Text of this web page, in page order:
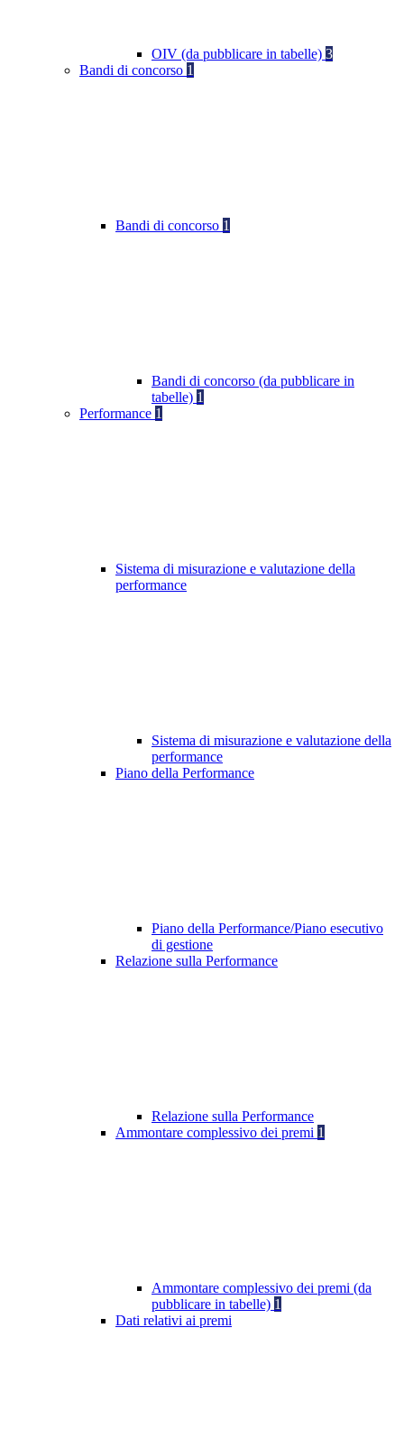
OIV (da pubblicare in tabelle) 3
Bandi di concorso 1
Bandi di concorso 1
Bandi di concorso (da pubblicare in
tabelle) 1
Performance 1
Sistema di misurazione e valutazione della
performance
Sistema di misurazione e valutazione della
performance
Piano della Performance
Piano della Performance/Piano esecutivo
di gestione
Relazione sulla Performance
Relazione sulla Performance
Ammontare complessivo dei premi 1
Ammontare complessivo dei premi (da
pubblicare in tabelle) 1
Dati relativi ai premi